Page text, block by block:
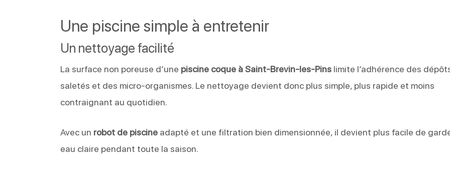
Une piscine simple à entretenir
Un nettoyage facilité
La surface non poreuse d’une piscine coque à Saint-Brevin-les-Pins limite l’adhérence des
saletés et des micro-organismes. Le nettoyage devient donc plus simple, plus rapide et moins
contraignant au quotidien.
Avec un robot de piscine adapté et une filtration bien dimensionnée, il devient plus facile de
eau claire pendant toute la saison.